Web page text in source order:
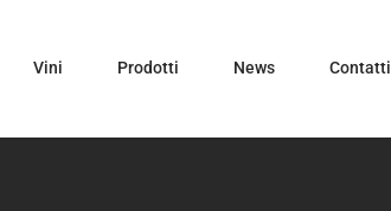
Vini Prodotti News Contatti